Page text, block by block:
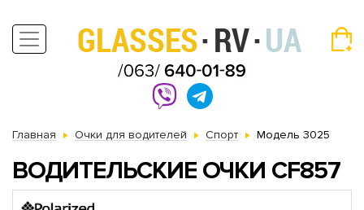
Главная Очки для водителей Спорт Модель 3025
ВОДИТЕЛЬСКИЕ ОЧКИ CF857